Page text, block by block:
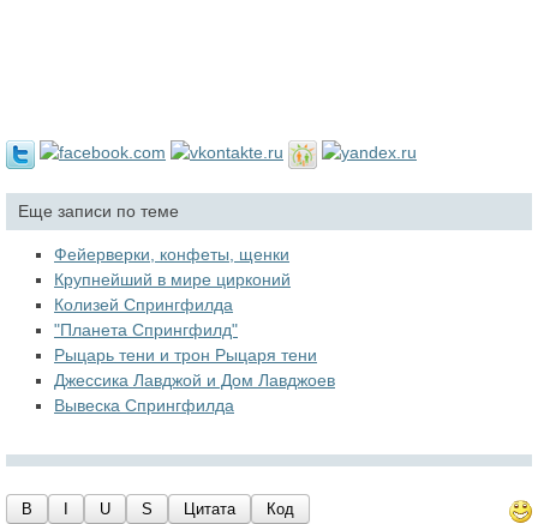
Еще записи по теме
Фейерверки, конфеты, щенки
Крупнейший в мире цирконий
Колизей Спрингфилда
"Планета Спрингфилд"
Рыцарь тени и трон Рыцаря тени
Джессика Лавджой и Дом Лавджоев
Вывеска Спрингфилда
B U S Цитата Код